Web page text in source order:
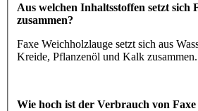
Aus welchen Inhaltsstoffen setzt sich
zusammen?
Faxe Weichholzlauge setzt sich aus
Kreide, Pflanzenöl und Kalk zusammen.
Wie hoch ist der Verbrauch von Faxe